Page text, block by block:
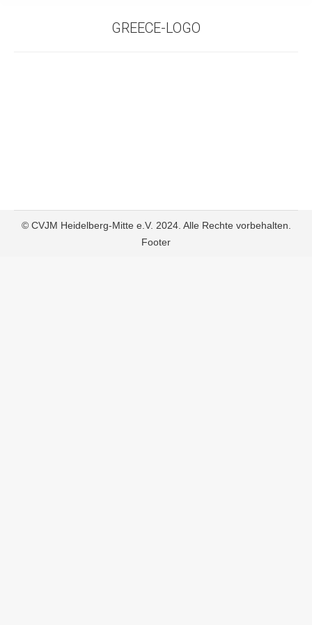
GREECE-LOGO
© CVJM Heidelberg-Mitte e.V. 2024. Alle Rechte vorbehalten.
Footer